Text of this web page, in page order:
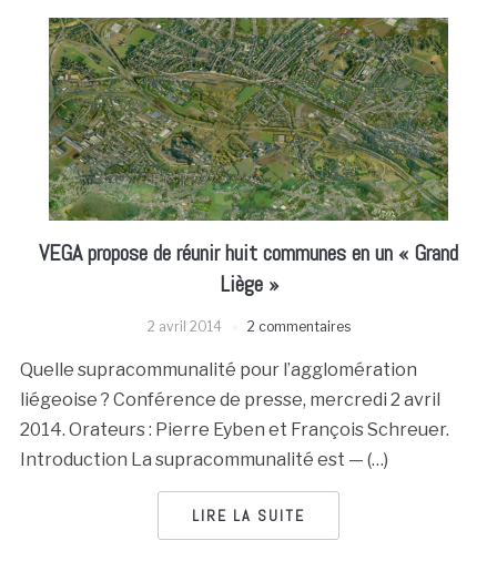
VEGA propose de réunir huit communes en un « Grand
Liège »
2 avril 2014 2 commentaires
Quelle supracommunalité pour l’agglomération
liégeoise ? Conférence de presse, mercredi 2 avril
2014. Orateurs : Pierre Eyben et François Schreuer.
Introduction La supracommunalité est — (…)
LIRE LA SUITE